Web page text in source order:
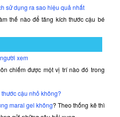
sử dụng ra sao hiệu quả nhất
thế nào để tăng kích thước cậu bé
xem
chiếm được một vị trí nào đó trong
cậu nhỏ không?
maral gel không? Theo thống kê thì